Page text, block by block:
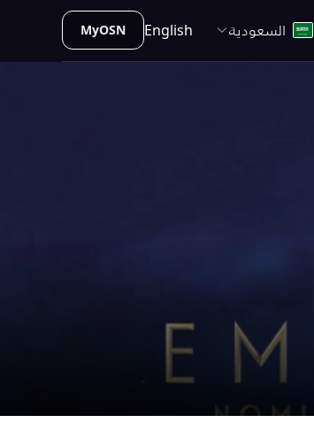
السعودية English
MyOSN